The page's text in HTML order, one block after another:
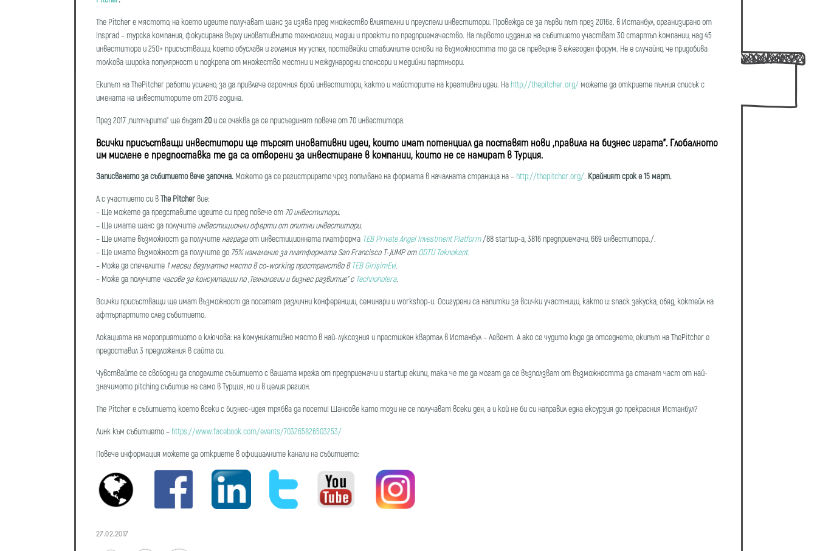
The Pitcher е мястото, на което идеите получават шанс за изява пред множество влиятелни и преуспели инвеститори. Провежда се за първи път през 2016г. в Истанбул, организирано от
Insprad – турска компания, фокусирана върху иновативните технологии, медии и проекти по предприемачество. На първото издание на събитието участват 30 стартъп компании, над 45
инвеститора и 250+ присъстващи, което обуславя и големия му успех, поставяйки стабилните основи на възможността то да се превърне в ежегоден форум. Не е случайно, че придобива
толкова широка популярност и подкрепа от множество местни и международни спонсори и медийни партньори.
Екипът на ThePitcher работи усилено, за да привлече огромния брой инвеститори, както и майсторите на креативни идеи. На http://thepitcher.org/можете да откриете пълния списък с
имената на инвеститорите от 2016 година.
През 2017 „питчърите” ще бъдат20и се очаква да се присъединят повече от 70 инвеститора.
Всички присъстващи инвеститори ще търсят иновативни идеи, които имат потенциал да поставят нови „правила на бизнес играта”. Глобалното
им мислене е предпоставка те да са отворени за инвестиране в компании, които не се намират в Турция.
Записването за събитието вече започна.Можете да се регистрирате чрез попълване на формата в началната страница на – http://thepitcher.org/. Крайният срок е 15 март.
А с участието си вThe Pitcherвие:
– Ще можете да представите идеите си пред повече от 70 инвеститори.
– Ще имате шанс да получите инвестиционни оферти от опитни инвеститори.
– Ще имате възможност да получите наградаот инвестиционната платформа TEB Private Angel Investment Platform/88 startup-а, 3816 предприемачи, 669 инвеститора./.
– Ще имате възможност да получите до 75% намаление за платформата San Francisco T-JUMP отODTÜ Teknokent.
– Може да спечелите 1 месец безплатно място в co-working пространство вTEB GirişimEvi.
– Може да получите часове за консултации по „Технологии и бизнес развитие” с Technoholera.
Всички присъстващи ще имат възможност да посетят различни конференции, семинари и workshop-и. Осигурени са напитки за всички участници, както и: snack закуска, обяд, коктейл на
афтърпартито след събитието.
Локацията на мероприятието е ключова: на комуникативно място в най-луксозния и престижен квартал в Истанбул – Левент. А ако се чудите къде да отседнете, екипът на ThePitcher е
предоставил 3 предложения в сайта си.
Чувствайте се свободни да споделите събитието с вашата мрежа от предприемачи и startup екипи, така че те да могат да се възползват от възможността да станат част от най-
значимото pitching събитие не само в Турция, но и в целия регион.
The Pitcher е събитието, което всеки с бизнес-идея трябва да посети! Шансове като този не се получават всеки ден, а и кой не би си направил една ексурзия до прекрасния Истанбул?
Линк към събитието – https://www.facebook.com/events/703265826503253/
Повече информация можете да откриете в официалните канали на събитието:
27.02.2017